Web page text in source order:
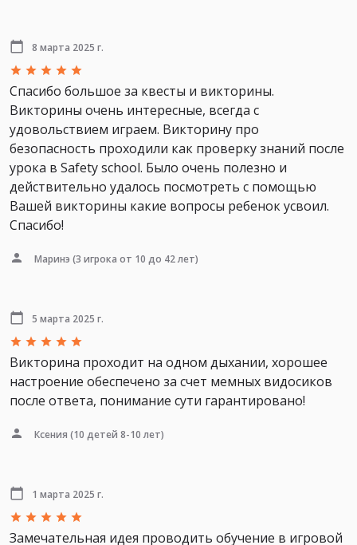
8 марта 2025 г.
Спасибо большое за квесты и викторины.
Викторины очень интересные, всегда с
удовольствием играем. Викторину про
безопасность проходили как проверку знаний после
урока в Safety school. Было очень полезно и
действительно удалось посмотреть с помощью
Вашей викторины какие вопросы ребенок усвоил.
Спасибо!
Маринэ (3 игрока от 10 до 42 лет)
5 марта 2025 г.
Викторина проходит на одном дыхании, хорошее
настроение обеспечено за счет мемных видосиков
после ответа, понимание сути гарантировано!
Ксения (10 детей 8-10 лет)
1 марта 2025 г.
Замечательная идея проводить обучение в игровой